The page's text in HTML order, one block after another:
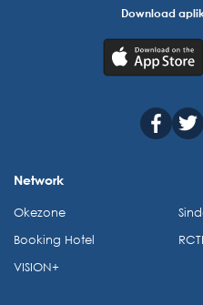
Download
Network
Okezone
Booking Hotel
VISION+